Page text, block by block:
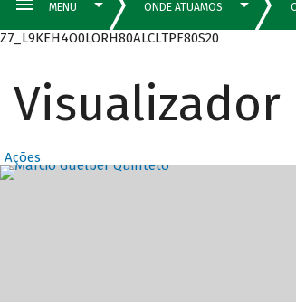
Z7_L9KEH4O0LORH80ALCLTPF80S20
Visualizador
Ações
Destaques